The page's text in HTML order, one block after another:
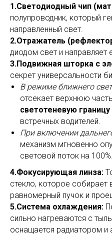
1.Светодиодный чип
полупроводник, который
направленный свет.
2.Отражатель
диодом свет и направляет
3.Подвижная шторка с
секрет универсальности
В режиме ближнего
отсекает верхнюю
светотеневую
встречных водителей.
При включении
механизм мгновенно
световой поток на 100%.
4.Фокусирующая линза:
стекло, которое собирает
равномерный пучок и
5.Система охлаждения:
сильно нагреваются с
оснащается радиатором и